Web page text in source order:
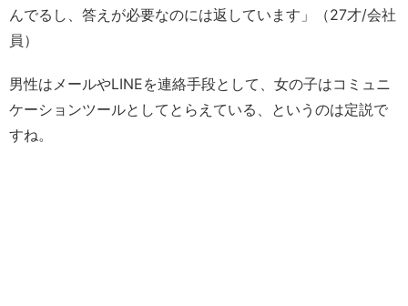
んでるし、答えが必要なのには返しています」（27才/会社
員）
男性はメールやLINEを連絡手段として、女の子はコミュニ
ケーションツールとしてとらえている、というのは定説で
すね。